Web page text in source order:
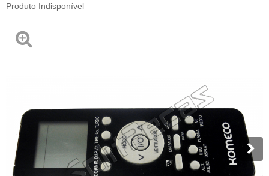
Produto Indisponível